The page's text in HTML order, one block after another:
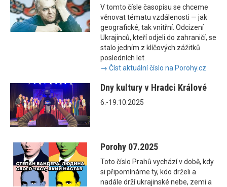
V tomto čísle časopisu se chceme
věnovat tématu vzdálenosti — jak
geografické, tak vnitřní. Odcizení
Ukrajinců, kteří odjeli do zahraničí, se
stalo jedním z klíčových zážitků
posledních let.
→ Číst aktuální číslo na Porohy.cz
Dny kultury v Hradci Králové
6.-19.10.2025
Porohy 07.2025
Toto číslo Prahů vychází v době, kdy
si připomínáme ty, kdo drželi a
nadále drží ukrajinské nebe, zemi a